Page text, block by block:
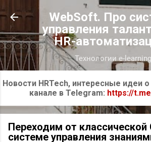
К основному
WebSoft. Про
управления
HR-
Технологии e-learning
Новости HRTech, интересные идеи
канале в Telegram: https://
Переходим от
системе управления